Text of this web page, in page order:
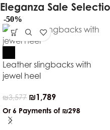
Eleganza Sale
-50%
Leather slingbacks with
jewel heel
₪3,577 ₪1,789
Or 6 Payments of ₪298